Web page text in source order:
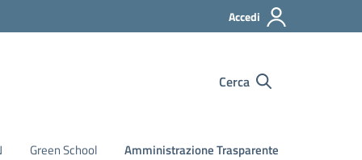
Accedi
Cerca
Green School Amministrazione Trasparente